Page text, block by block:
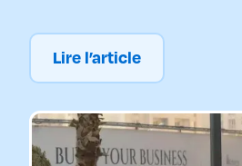
conventionné ? Qu’est-ce qui nous
reconnaître un taxi conventionné ?
tout ce qu’il faut savoir sur les
Lire l’article